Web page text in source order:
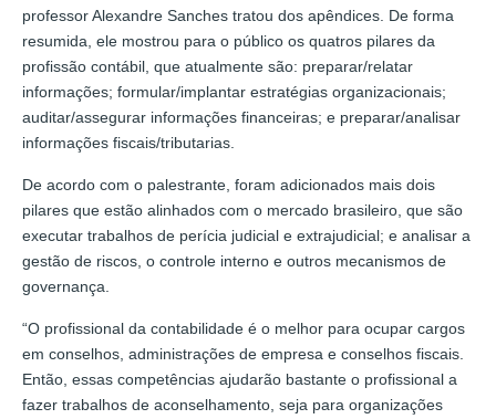
professor Alexandre Sanches tratou dos apêndices. De forma
resumida, ele mostrou para o público os quatros pilares da
profissão contábil, que atualmente são: preparar/relatar
informações; formular/implantar estratégias organizacionais;
auditar/assegurar informações financeiras; e preparar/analisar
informações fiscais/tributarias.
De acordo com o palestrante, foram adicionados mais dois
pilares que estão alinhados com o mercado brasileiro, que são
executar trabalhos de perícia judicial e extrajudicial; e analisar a
gestão de riscos, o controle interno e outros mecanismos de
governança.
“O profissional da contabilidade é o melhor para ocupar cargos
em conselhos, administrações de empresa e conselhos fiscais.
Então, essas competências ajudarão bastante o profissional a
fazer trabalhos de aconselhamento, seja para organizações